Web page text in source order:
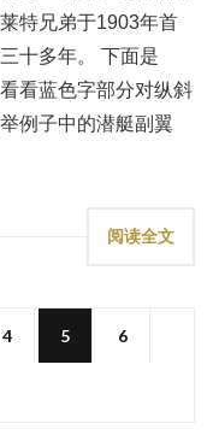
特兄弟于1903年首
十多年。 下面是
看蓝色字部分对纵斜
例子中的潜艇副翼
阅读全文
4 5 6